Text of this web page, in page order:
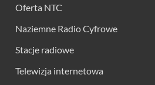
Oferta NTC
Naziemne Radio Cyfrowe
Stacje radiowe
Telewizja internetowa